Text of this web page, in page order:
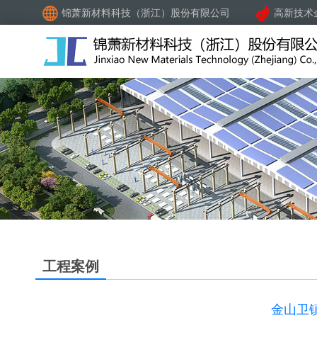
锦萧新材料科技（浙江）股份有限公司 高新技术
工程案例
金山卫